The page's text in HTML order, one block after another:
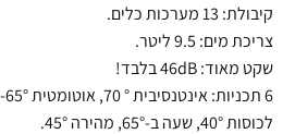
קיבולת: 13 מערכות כלים.
צריכת מים: 9.5 ליטר.
שקט מאוד: 46dB בלבד!
לכוסות 40°, שעה ב-65°, מהירה 45°.